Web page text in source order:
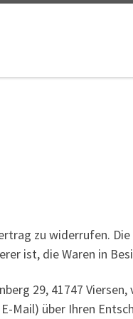
zu widerrufen.
ist, die Waren in
29, 41747
über Ihren